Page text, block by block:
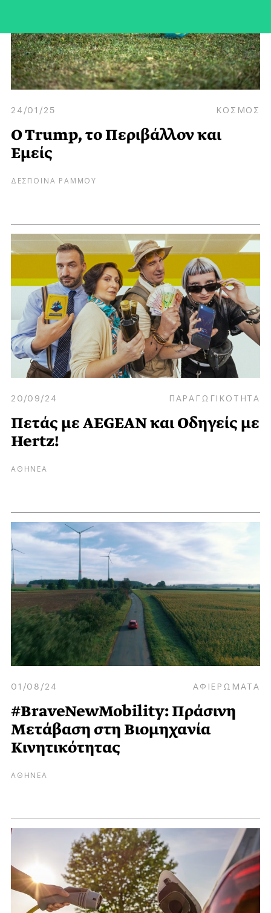
24/01/25 ΚΟΣΜΟΣ
O Trump, το Περιβάλλον και
Εμείς
ΔΕΣΠΟΙΝΑ ΡΑΜΜΟΥ
20/09/24 ΠΑΡΑΓΩΓΙΚΟΤΗΤΑ
Πετάς με AEGEAN και Οδηγείς με
Hertz!
ΑΘΗΝΕΑ
01/08/24 ΑΦΙΕΡΩΜΑΤΑ
#BraveNewMobility: Πράσινη
Μετάβαση στη Βιομηχανία
Κινητικότητας
ΑΘΗΝΕΑ